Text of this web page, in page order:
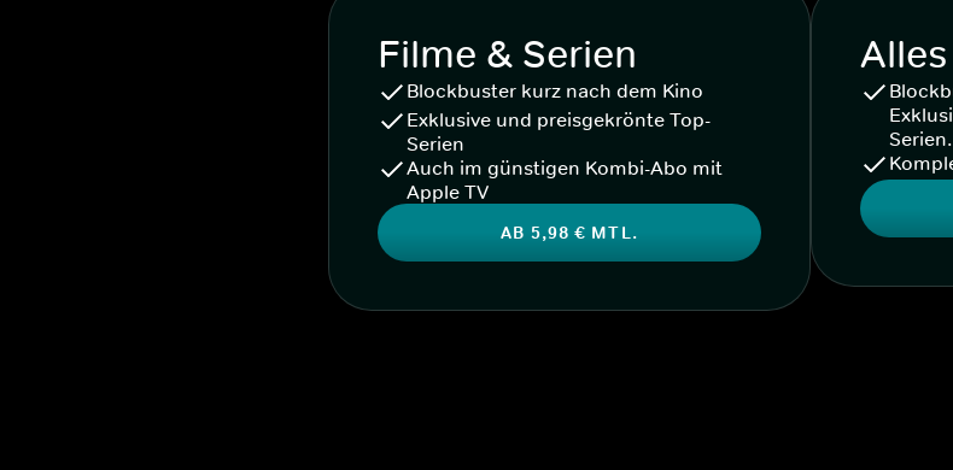
Filme & Serien
Blockbuster kurz nach dem Kino
Exklusive und preisgekrönte Top-
Serien
Auch im günstigen Kombi-Abo mit
Apple TV
AB 5,98 € MTL.
Serien.